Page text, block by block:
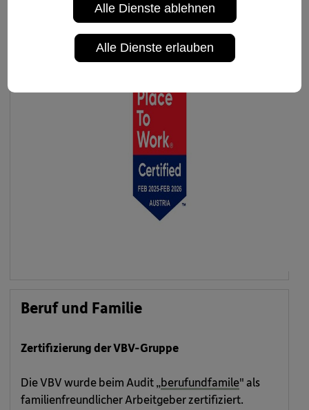
Beruf und Familie
Zertifizierung der VBV-Gruppe
Die VBV wurde beim Audit „berufundfamile" als
familienfreundlicher Arbeitgeber zertifiziert.
Alle Dienste ablehnen
Alle Dienste erlauben